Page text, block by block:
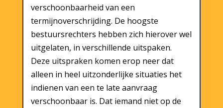
verschoonbaarheid van een
termijnoverschrijding. De hoogste
bestuursrechters hebben zich hierover wel
uitgelaten, in verschillende uitspaken.
Deze uitspraken komen erop neer dat
alleen in heel uitzonderlijke situaties het
indienen van een te late aanvraag
verschoonbaar is. Dat iemand niet op de